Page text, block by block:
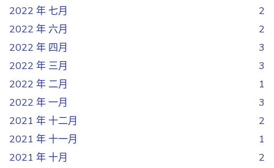
2022 年 七月
2
2022 年 六月
2
2022 年 四月
3
2022 年 三月
3
2022 年 二月
1
2022 年 一月
3
2021 年 十二月
2
2021 年 十一月
1
2021 年 十月
2